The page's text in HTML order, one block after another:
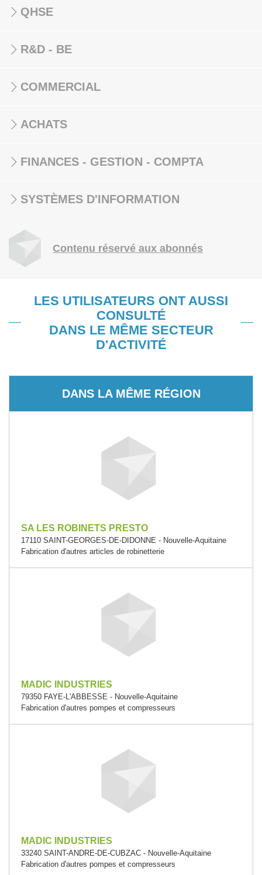
QHSE
R&D - BE
COMMERCIAL
ACHATS
FINANCES - GESTION - COMPTA
SYSTÈMES D'INFORMATION
Contenu réservé aux abonnés
LES UTILISATEURS ONT AUSSI
CONSULTÉ
DANS LE MÊME SECTEUR
D'ACTIVITÉ
DANS LA MÊME RÉGION
SA LES ROBINETS PRESTO
17110 SAINT-GEORGES-DE-DIDONNE - Nouvelle-Aquitaine
Fabrication d'autres articles de robinetterie
MADIC INDUSTRIES
79350 FAYE-L'ABBESSE - Nouvelle-Aquitaine
Fabrication d'autres pompes et compresseurs
MADIC INDUSTRIES
33240 SAINT-ANDRE-DE-CUBZAC - Nouvelle-Aquitaine
Fabrication d'autres pompes et compresseurs